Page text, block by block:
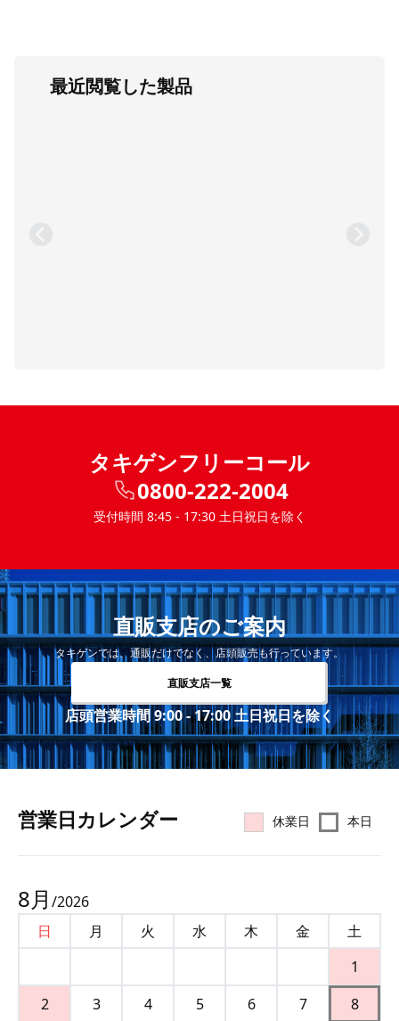
最近閲覧した製品
タキゲンフリーコール
0800-222-2004
受付時間 8:45 - 17:30 土日祝日を除く
直販支店のご案内
タキゲンでは、通販だけでなく、店頭販売も行っています。
直販支店一覧
店頭営業時間 9:00 - 17:00 土日祝日を除く
営業⽇カレンダー 休業日 本日
8月 /2026
日
月 火 水 木 金
土
1
2
3 4 5 6 7
8